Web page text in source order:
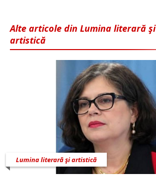
Alte articole din Lumina literară şi
artistică
Lumina literară şi artistică